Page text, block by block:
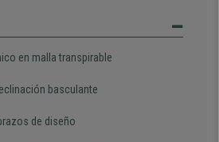
en malla transpirable
basculante
de diseño